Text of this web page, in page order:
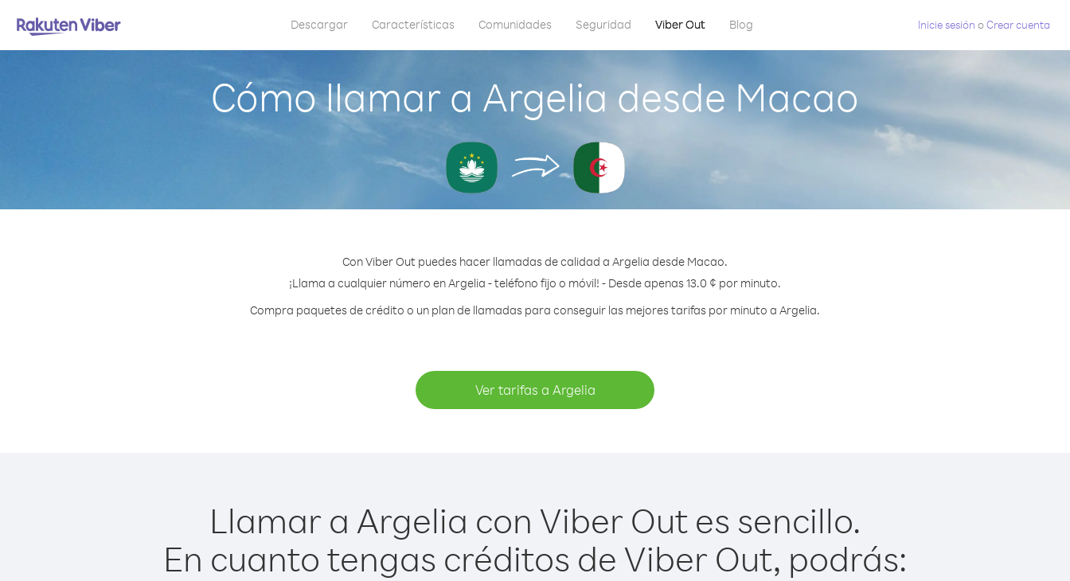
Descargar Características Comunidades Seguridad Viber Out Blog Inicie sesión oCrear cuenta
Cómo llamar a Argelia desde Macao
Con Viber Out puedes hacer llamadas de calidad a Argelia desde Macao.
¡Llama a cualquier número en Argelia - teléfono fijo o móvil! - Desde apenas 13.0 ¢ por minuto.
Compra paquetes de crédito o un plan de llamadas para conseguir las mejores tarifas por minuto a Argelia.
Ver tarifas a Argelia
Llamar a Argelia con Viber Out es sencillo.
En cuanto tengas créditos de Viber Out, podrás: